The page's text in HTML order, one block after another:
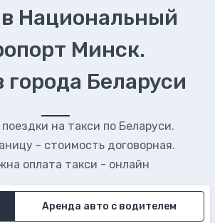
Национальный
Минск.
города Беларуси
на такси по Беларуси.
- стоимость договорная.
оплата такси - онлайн
Аренда авто с водителем